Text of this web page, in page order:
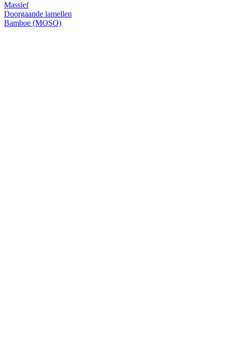
Massief
Doorgaande lamellen
Bamboe (MOSO)